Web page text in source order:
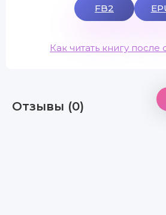
FB2
Как читать книгу после
Отзывы (0)